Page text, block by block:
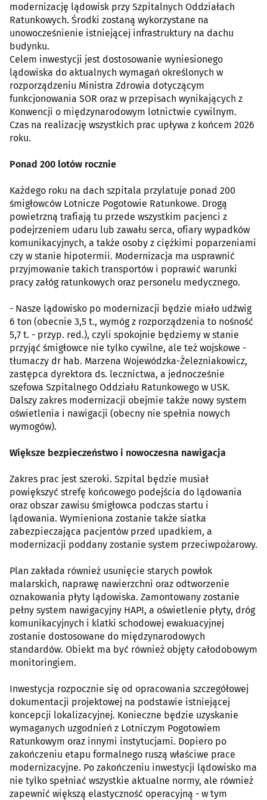
modernizację lądowisk przy Szpitalnych Oddziałach
Ratunkowych. Środki zostaną wykorzystane na
unowocześnienie istniejącej infrastruktury na dachu
budynku.
Celem inwestycji jest dostosowanie wyniesionego
lądowiska do aktualnych wymagań określonych w
rozporządzeniu Ministra Zdrowia dotyczącym
funkcjonowania SOR oraz w przepisach wynikających z
Konwencji o międzynarodowym lotnictwie cywilnym.
Czas na realizację wszystkich prac upływa z końcem 2026
roku.
Ponad 200 lotów rocznie
Każdego roku na dach szpitala przylatuje ponad 200
śmigłowców Lotnicze Pogotowie Ratunkowe. Drogą
powietrzną trafiają tu przede wszystkim pacjenci z
podejrzeniem udaru lub zawału serca, ofiary wypadków
komunikacyjnych, a także osoby z ciężkimi poparzeniami
czy w stanie hipotermii. Modernizacja ma usprawnić
przyjmowanie takich transportów i poprawić warunki
pracy załóg ratunkowych oraz personelu medycznego.
- Nasze lądowisko po modernizacji będzie miało udźwig
6 ton (obecnie 3,5 t., wymóg z rozporządzenia to nośność
5,7 t. - przyp. red.), czyli spokojnie będziemy w stanie
przyjąć śmigłowce nie tylko cywilne, ale też wojskowe -
tłumaczy dr hab. Marzena Wojewódzka-Żelezniakowicz,
zastępca dyrektora ds. lecznictwa, a jednocześnie
szefowa Szpitalnego Oddziału Ratunkowego w USK.
Dalszy zakres modernizacji obejmie także nowy system
oświetlenia i nawigacji (obecny nie spełnia nowych
wymogów).
Większe bezpieczeństwo i nowoczesna nawigacja
Zakres prac jest szeroki. Szpital będzie musiał
powiększyć strefę końcowego podejścia do lądowania
oraz obszar zawisu śmigłowca podczas startu i
lądowania. Wymieniona zostanie także siatka
zabezpieczająca pacjentów przed upadkiem, a
modernizacji poddany zostanie system przeciwpożarowy.
Plan zakłada również usunięcie starych powłok
malarskich, naprawę nawierzchni oraz odtworzenie
oznakowania płyty lądowiska. Zamontowany zostanie
pełny system nawigacyjny HAPI, a oświetlenie płyty, dróg
komunikacyjnych i klatki schodowej ewakuacyjnej
zostanie dostosowane do międzynarodowych
standardów. Obiekt ma być również objęty całodobowym
monitoringiem.
Inwestycja rozpocznie się od opracowania szczegółowej
dokumentacji projektowej na podstawie istniejącej
koncepcji lokalizacyjnej. Konieczne będzie uzyskanie
wymaganych uzgodnień z Lotniczym Pogotowiem
Ratunkowym oraz innymi instytucjami. Dopiero po
zakończeniu etapu formalnego ruszą właściwe prace
modernizacyjne. Po zakończeniu inwestycji lądowisko ma
nie tylko spełniać wszystkie aktualne normy, ale również
zapewnić większą elastyczność operacyjną - w tym